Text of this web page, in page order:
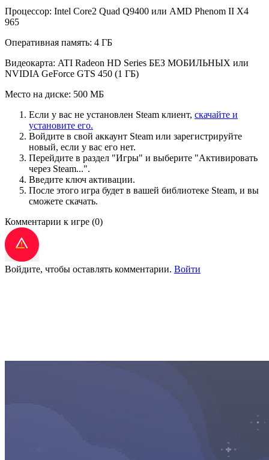
Процессор: Intel Core2 Quad Q9400 или AMD Phenom II X4
965
Оперативная память: 4 ГБ
Видеокарта: ATI Radeon HD Series БЕЗ МОБИЛЬНЫХ или
NVIDIA GeForce GTS 450 (1 ГБ)
Место на диске: 500 МБ
Если у вас не установлен Steam клиент, скачайте и
установите его.
Войдите в свой аккаунт Steam или зарегистрируйте
новый, если у вас его нет.
Перейдите в раздел "Игры" и выберите "Активировать
через Steam...".
Введите ключ активации.
После этого игра будет в вашей библиотеке Steam, и вы
сможете скачать.
Комментарии к игре (0)
Войдите, чтобы оставлять комментарии. Войти